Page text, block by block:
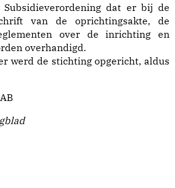
dat er bij de
van de oprichtingsakte, de
over de inrichting en
overhandigd.
werd de stichting opgericht, aldus